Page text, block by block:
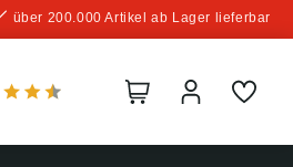
über 200.000 Artikel ab Lager lieferbar